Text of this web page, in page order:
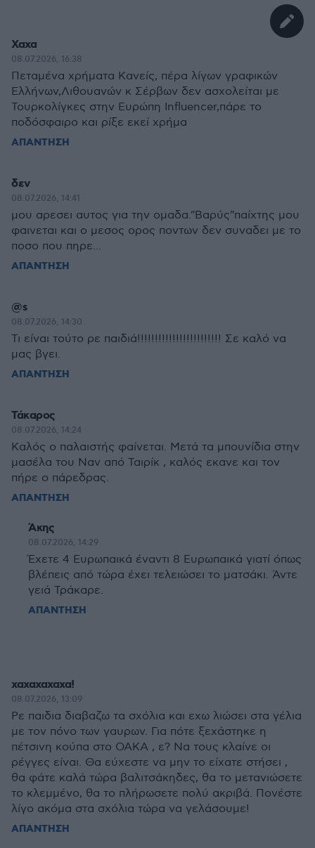
Χαχα
08.07.2026, 16:38
Πεταμένα χρήματα Κανείς, πέρα λίγων γραφικών
Ελλήνων,Λιθουανών κ Σέρβων δεν ασχολείται με
Τουρκολίγκες στην Ευρώπη Influencer,πάρε το
ποδόσφαιρο και ρίξε εκεί χρήμα
ΑΠΑΝΤΗΣΗ
δεν
08.07.2026, 14:41
μου αρεσει αυτος για την ομαδα."Βαρύς"παίχτης μου
φαινεται και ο μεσος ορος ποντων δεν συναδει με το
ποσο που πηρε...
ΑΠΑΝΤΗΣΗ
@s
08.07.2026, 14:30
Τι είναι τούτο ρε παιδιά!!!!!!!!!!!!!!!!!!!!!!!! Σε καλό να
μας βγει.
ΑΠΑΝΤΗΣΗ
Τάκαρος
08.07.2026, 14:24
Καλός ο παλαιστής φαίνεται. Μετά τα μπουνίδια στην
μασέλα του Ναν από Ταιρίκ , καλός εκανε και τον
πήρε ο πάρεδρας.
ΑΠΑΝΤΗΣΗ
Άκης
08.07.2026, 14:29
Έχετε 4 Ευρωπαικά έναντι 8 Ευρωπαικά γιατί όπως
βλέπεις από τώρα έχει τελειώσει το ματσάκι. Άντε
γειά Τράκαρε.
ΑΠΑΝΤΗΣΗ
χαχαχαχαχα!
08.07.2026, 13:09
Ρε παιδια διαβαζω τα σχόλια και εχω λιώσει στα γέλια
με τον πόνο των γαυρων. Για πότε ξεχάστηκε η
πέτσινη κούπα στο ΟΑΚΑ , ε? Να τους κλαίνε οι
ρέγγες είναι. Θα εύχεστε να μην το είχατε στήσει ,
θα φάτε καλά τώρα βαλιτσάκηδες, θα το μετανιώσετε
το κλεμμένο, θα το πλήρωσετε πολύ ακριβά. Πονέστε
λίγο ακόμα στα σχόλια τώρα να γελάσουμε!
ΑΠΑΝΤΗΣΗ